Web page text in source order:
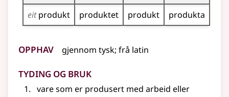
eitprodukt produktet produkt produkta
Opphav gjennom tysk; frå latin
Tyding og bruk
vare som er produsert med arbeid eller